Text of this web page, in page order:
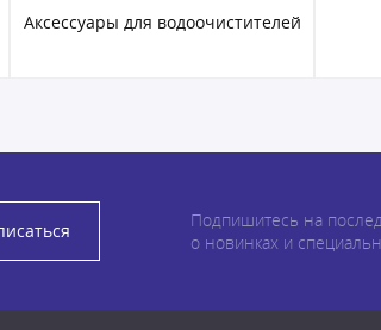
Аксессуары для водоочистителей
Подпишитесь на
о новинках и